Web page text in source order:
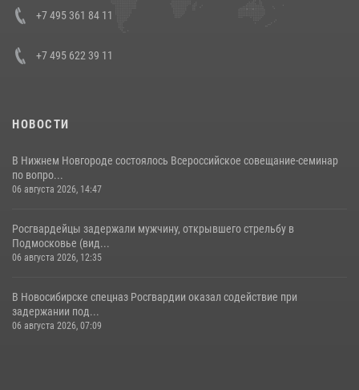
+7 495 361 84 11
+7 495 622 39 11
НОВОСТИ
В Нижнем Новгороде состоялось Всероссийское совещание-семинар
по вопро...
06 августа 2026, 14:47
Росгвардейцы задержали мужчину, открывшего стрельбу в
Подмосковье (вид...
06 августа 2026, 12:35
В Новосибирске спецназ Росгвардии оказал содействие при
задержании под...
06 августа 2026, 07:09